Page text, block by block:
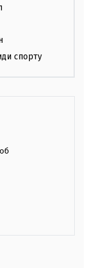
спорту